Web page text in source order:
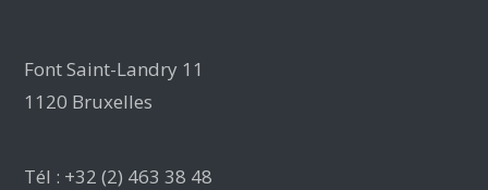
Font Saint-Landry 11
1120 Bruxelles
Tél : +32 (2) 463 38 48